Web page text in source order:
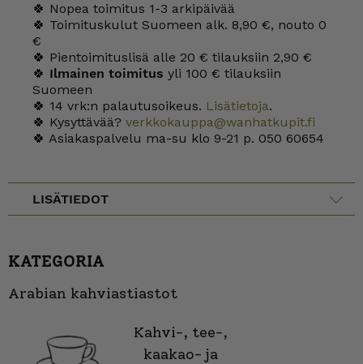
🍀 Nopea toimitus 1-3 arkipäivää
🍀 Toimituskulut Suomeen alk. 8,90 €, nouto 0
€
🍀 Pientoimituslisä alle 20 € tilauksiin 2,90 €
🍀 Ilmainen toimitus yli 100 € tilauksiin
Suomeen
🍀 14 vrk:n palautusoikeus. Lisätietoja.
🍀 Kysyttävää? verkkokauppa@wanhatkupit.fi
🍀 Asiakaspalvelu ma-su klo 9-21 p. 050 60654
LISÄTIEDOT
KATEGORIA
Arabian kahviastiastot
Kahvi-, tee-,
kaakao- ja